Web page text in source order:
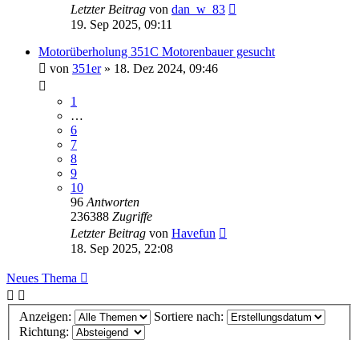
Letzter Beitrag von dan_w_83
19. Sep 2025, 09:11
Motorüberholung 351C Motorenbauer gesucht
von 351er» 18. Dez 2024, 09:46
1
…
6
7
8
9
10
96 Antworten
236388 Zugriffe
Letzter Beitrag von Havefun
18. Sep 2025, 22:08
Neues Thema
Anzeigen:
Sortiere nach:
Richtung: